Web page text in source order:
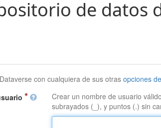
de datos
con cualquiera de sus otrasopciones
Crear un nombre de usuario
subrayados (_), y puntos (.) sin